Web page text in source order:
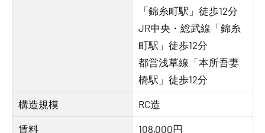
「錦糸町駅」徒歩12分
JR中央・総武線「錦糸
町駅」徒歩12分
都営浅草線「本所吾妻
橋駅」徒歩12分
構造規模 RC造
賃料 108,000円